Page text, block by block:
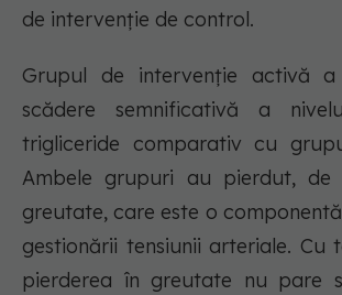
de intervenție de control.
Grupul de intervenție activă
scădere semnificativă a
trigliceride comparativ cu
Ambele grupuri au pierdut, de
greutate, care este o
gestionării tensiunii arteriale. Cu
pierderea în greutate nu pare